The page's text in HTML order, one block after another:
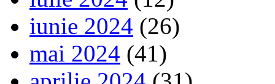
iunie 2024 (26)
mai 2024 (41)